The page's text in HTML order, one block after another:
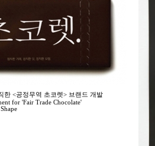
한 <공정무역 초코렛> 브랜드 개발
for 'Fair Trade Chocolate'